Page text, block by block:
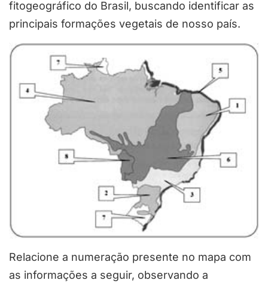
fitogeográfico do Brasil, buscando identificar as
principais formações vegetais de nosso país.
Relacione a numeração presente no mapa com
as informações a seguir, observando a